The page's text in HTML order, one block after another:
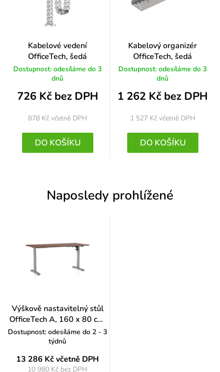
Kabelové vedení
OfficeTech, šedá
Dostupnost: odesíláme do 3
dnů
726 Kč bez DPH
878 Kč včetně DPH
DO KOŠÍKU
Kabelový organizér
OfficeTech, šedá
Dostupnost: odesíláme do 3
dnů
1 262 Kč bez DPH
1 527 Kč včetně DPH
DO KOŠÍKU
Naposledy prohlížené
Výškově nastavitelný stůl
OfficeTech A, 160 x 80 cm,
šedá podnož, ořech
Dostupnost: odesíláme do 2 - 3
týdnů
13 286 Kčvčetně DPH
10 980 Kč bez DPH